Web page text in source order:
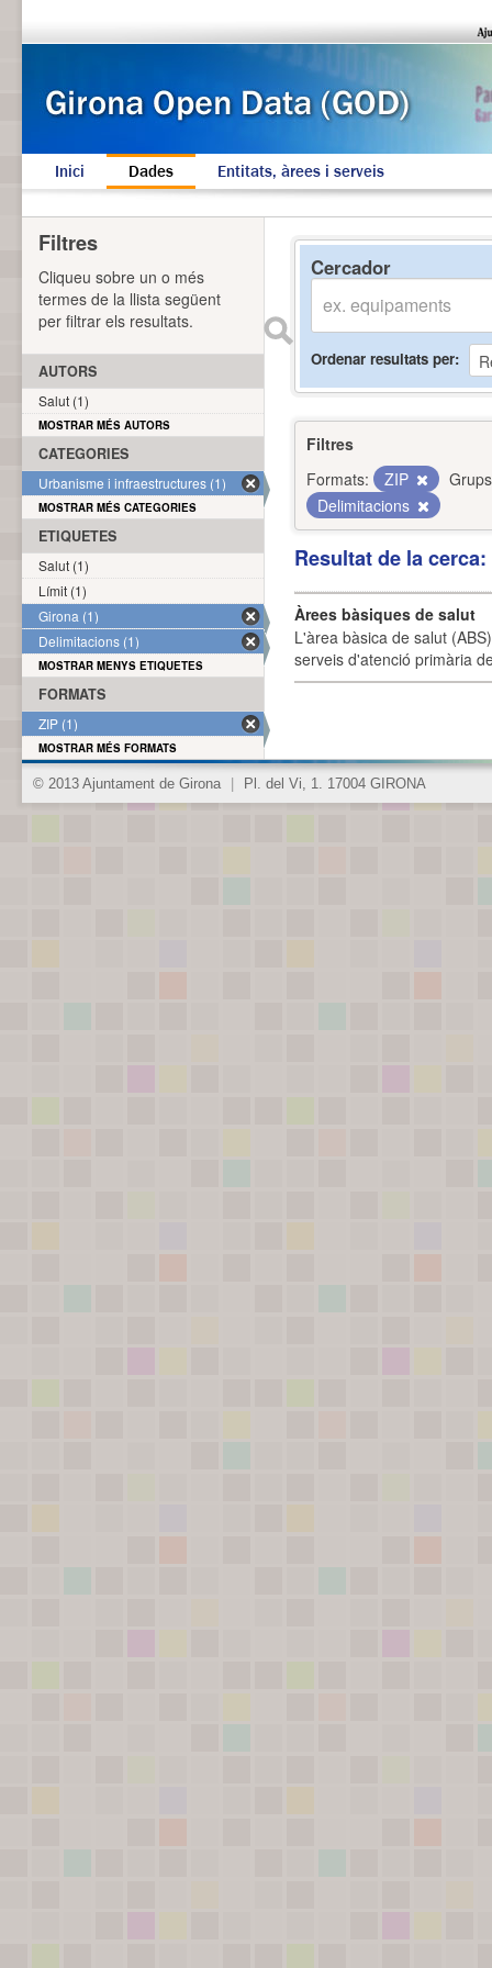
Inici Dades Entitats, àrees i serveis
Cercador
Ordenar resultats per
Filtres
Formats:
ZIP
Delimitacions
Resultat de la
Àrees bàsiques de salut
L'àrea bàsica de salut
serveis d'atenció primària
Filtres
Cliqueu sobre un o més
termes de la llista següent
per filtrar els resultats.
AUTORS
Salut (1)
MOSTRAR MÉS AUTORS
CATEGORIES
Urbanisme i infraestructures (1)
MOSTRAR MÉS CATEGORIES
ETIQUETES
Salut (1)
Límit (1)
Girona (1)
Delimitacions (1)
MOSTRAR MENYS ETIQUETES
FORMATS
ZIP (1)
MOSTRAR MÉS FORMATS
© 2013 Ajuntament de Girona Pl. del Vi, 1. 17004 GIRONA